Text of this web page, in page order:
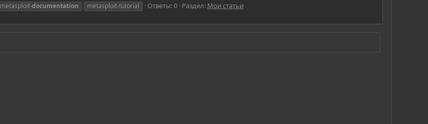
metasploit-documentation metasploit-tutorial Ответы: 0 Раздел: Мои статьи